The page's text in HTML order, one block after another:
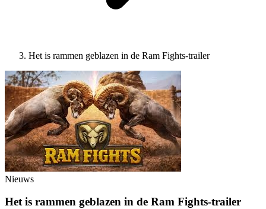
Het is rammen geblazen in de Ram Fights-trailer
Nieuws
Het is rammen geblazen in de Ram Fights-trailer